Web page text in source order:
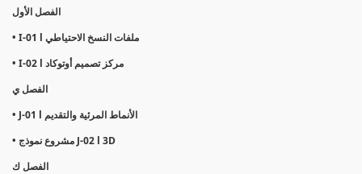
الفصل الأول
• I-01 l ملفات النسخ الاحتياطي
• I-02 l مركز تصميم أوتوكاد
الفصل ي
• J-01 l الأنماط المرئية والتقديم
• مشروع نموذج J-02 l 3D
الفصل ك